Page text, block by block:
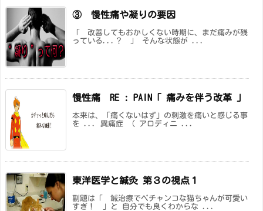
③ 慢性痛や凝りの要因
「 改善してもおかしくない時期に、まだ痛みが残
っている...？ 」 そんな状態が ...
慢性痛 RE : PAIN「 痛みを伴う改革 」
本来は、「痛くないはず」の刺激を痛いと感じる事
を ... 異痛症 （ アロディニ ...
東洋医学と鍼灸 第３の視点１
副題は「 鍼治療でペチャンコな猫ちゃんが可愛い
すぎ！ 」と 自分でも良くわからな ...